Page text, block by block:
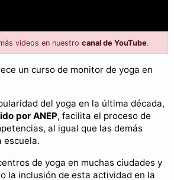
videos en nuestro canal de YouTube.
un curso de monitor de yoga en
del yoga en la última década,
por ANEP, facilita el proceso de
al igual que las demás
escuela.
de yoga en muchas ciudades y
la inclusión de esta actividad en la